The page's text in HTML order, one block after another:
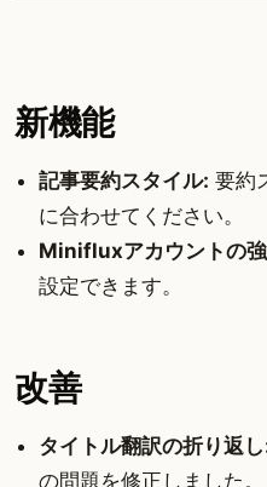
新機能
記事要約スタイル: 要約
に合わせてください。
Minifluxアカウントの
設定できます。
改善
タイトル翻訳の折り返
の問題を修正しました。